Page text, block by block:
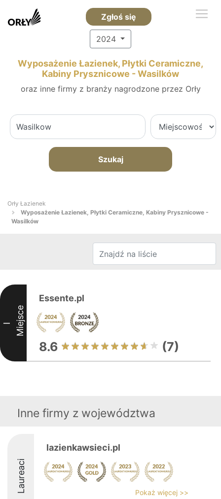
Zgłoś się
2024
Wyposażenie Łazienek, Płytki Ceramiczne,
Kabiny Prysznicowe - Wasilków
oraz inne firmy z branży nagrodzone przez Orły
Szukaj
Orły Łazienek
Wyposażenie Łazienek, Płytki Ceramiczne, Kabiny Prysznicowe -
Wasilków
I Miejsce
Essente.pl
8.6 (7)
Inne firmy z województwa
Laureaci
lazienkawsieci.pl
Pokaż więcej >>